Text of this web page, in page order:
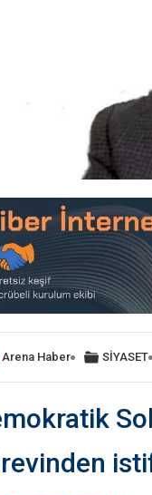
Arena Haber SİYASET